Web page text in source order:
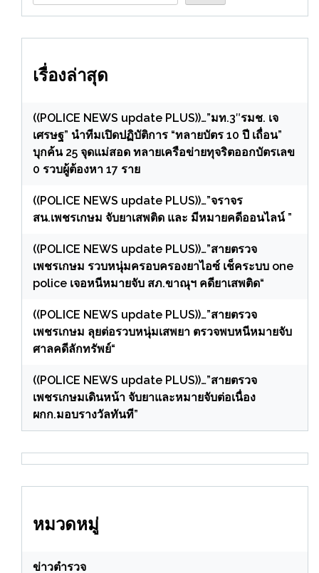
เรื่องล่าสุด
((POLICE NEWS update PLUS))…”มท.3″รมช. เจ
เศรษฐ” นำทีมเปิดปฏิบัติการ “ทลายบัตร 10 ปี เถื่อน”
บุกค้น 25 จุดแม่สอด ทลายเครือข่ายทุจริตออกบัตรเลข
0 รวบผู้ต้องหา 17 ราย
((POLICE NEWS update PLUS))…”จราจร
สน.เพชรเกษม จับยาเสพติด และ มีหมายคดีออนไลน์ ”
((POLICE NEWS update PLUS))…”สายตรวจ
เพชรเกษม รวบหนุ่มครอบครองยาไอซ์ เช็คระบบ one
police เจอหนีหมายจับ สภ.ขาณุฯ คดียาเสพติด“
((POLICE NEWS update PLUS))…”สายตรวจ
เพชรเกษม ลุยต่อรวบหนุ่มเสพยา ตรวจพบหนีหมายจับ
ศาลคดีลักทรัพย์“
((POLICE NEWS update PLUS))…”สายตรวจ
เพชรเกษมเดินหน้า จับยาและหมายจับต่อเนื่อง
ผกก.มอบรางวัลทันที”
หมวดหมู่
ข่าวตำรวจ